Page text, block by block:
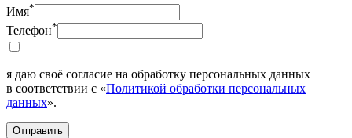
Имя*
Телефон*
я даю своё согласие на обработку персональных данных
в соответствии с «Политикой обработки персональных
данных».
Отправить